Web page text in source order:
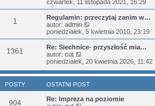
s
z
y
o
s
t
j
n
o
s
z
y
o
t
t
n
j
n
o
s
z
y
o
s
ś
w
i
e
n
a
j
n
z
czwartek, 11 listopada 2021, 16:29
1
Regulamin: przeczytaj zanim w…
autor: admin
y
ś
w
e
l
n
poniedziałek, 5 kwietnia 2010, 23:19
1361
Re: Siechnice- przyszłość mia…
autor: cut
y
w
i
t
l
poniedziałek, 20 kwietnia 2026, 11:42
POSTY OSTATNI POST
904
Re: Impreza na poziomie